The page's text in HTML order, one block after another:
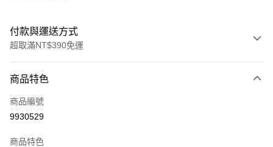
付款與運送方式
超取滿NT$390免運
POYA支付
信用卡一次付款
商品特色
商品編號
9930529
商品特色